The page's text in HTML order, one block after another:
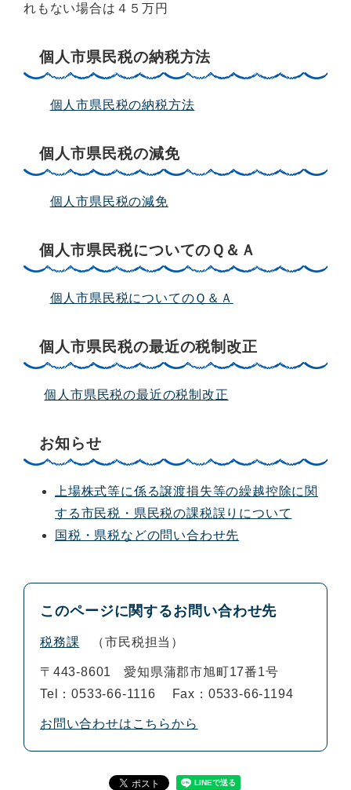
れもない場合は４５万円
個人市県民税の納税方法
個人市県民税の納税方法
個人市県民税の減免
個人市県民税の減免
個人市県民税についてのＱ＆Ａ
個人市県民税についてのＱ＆Ａ
個人市県民税の最近の税制改正
個人市県民税の最近の税制改正
お知らせ
上場株式等に係る譲渡損失等の繰越控除に関
する市民税・県民税の課税誤りについて
国税・県税などの問い合わせ先
このページに関するお問い合わせ先
税務課 市民税担当
〒443-8601
愛知県蒲郡市旭町17番1号
Tel：0533-66-1116
Fax：0533-66-1194
お問い合わせはこちらから